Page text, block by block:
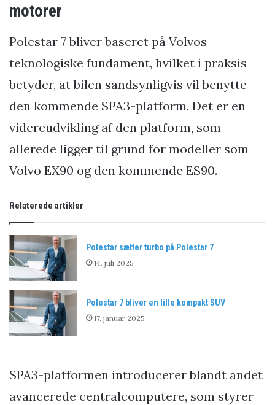
motorer
Polestar 7 bliver baseret på Volvos
teknologiske fundament, hvilket i praksis
betyder, at bilen sandsynligvis vil benytte
den kommende SPA3-platform. Det er en
videreudvikling af den platform, som
allerede ligger til grund for modeller som
Volvo EX90 og den kommende ES90.
Relaterede artikler
Polestar sætter turbo på Polestar 7
14. juli 2025
Polestar 7 bliver en lille kompakt SUV
17. januar 2025
SPA3-platformen introducerer blandt andet
avancerede centralcomputere, som styrer